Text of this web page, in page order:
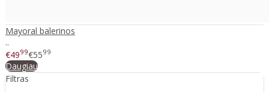
Mayoral balerinos
..
€4999€5599
Daugiau
Filtras